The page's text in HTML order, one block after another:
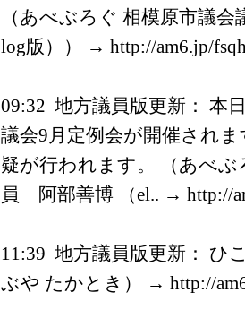
（あべぶろぐ 相模原市議
log版）） → http://am6.jp/f
09:32 地方議員版更新： 本
議会9月定例会が開催され
疑が行われます。 （あべぶ
員 阿部善博 （el.. → http://
11:39 地方議員版更新： ひ
ぶや たかとき） → http://